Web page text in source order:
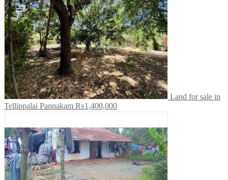
Land for sale in
Tellippalai Pannakam ₨1,400,000